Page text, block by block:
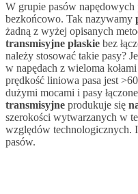
W grupie pasów napędowych
bezkońcowo. Tak nazywamy
żadną z wyżej opisanych
transmisyjne płaskie bez
należy stosować takie pasy?
w napędach z wieloma
prędkość liniowa pasa jest
dużymi mocami i pasy
transmisyjne produkuje się
szerokości wytwarzanych w
względów technologicznych.
pasów.